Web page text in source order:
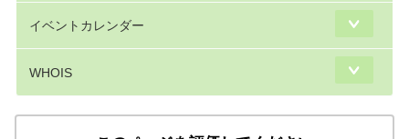
イベントカレンダー
WHOIS